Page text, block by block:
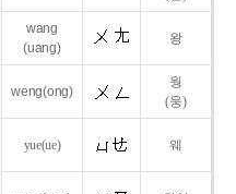
wang
(uang)
왕
weng(ong)
웡
(웅)
yue(ue) 웨